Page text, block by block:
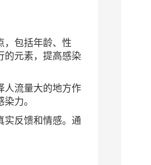
，包括年龄、性
的元素，提高感染
人流量大的地方作
力。
实反馈和情感。通